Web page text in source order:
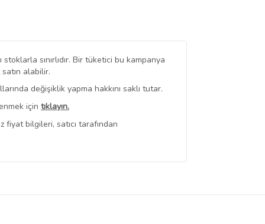
stoklarla sınırlıdır. Bir tüketici bu kampanya
alabilir.
değişiklik yapma hakkını saklı tutar.
için tıklayın.
fiyat bilgileri, satıcı tarafından